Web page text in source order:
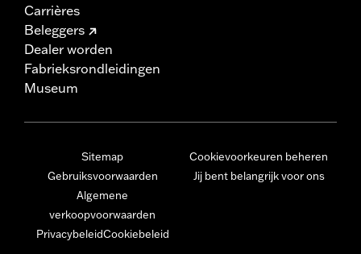
Carrières
Beleggers
Dealer worden
Fabrieksrondleidingen
Museum
Sitemap
Gebruiksvoorwaarden
Algemene
verkoopvoorwaarden
PrivacybeleidCookiebeleid
Cookievoorkeuren beheren
Jij bent belangrijk voor ons